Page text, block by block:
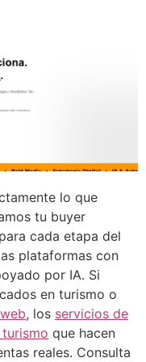
lo que
tu buyer
cada etapa del
plataformas con
por IA. Si
en turismo o
, los servicios de
turismo que hacen
reales. Consulta